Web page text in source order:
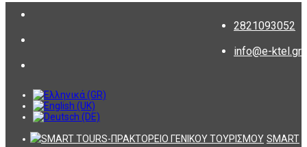
2821093052
info@e-ktel.gr
SMART